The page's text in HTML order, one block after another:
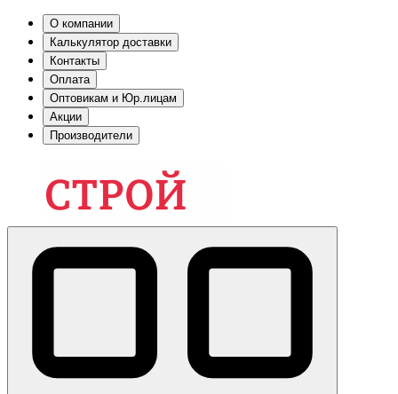
О компании
Калькулятор доставки
Контакты
Оплата
Оптовикам и Юр.лицам
Акции
Производители